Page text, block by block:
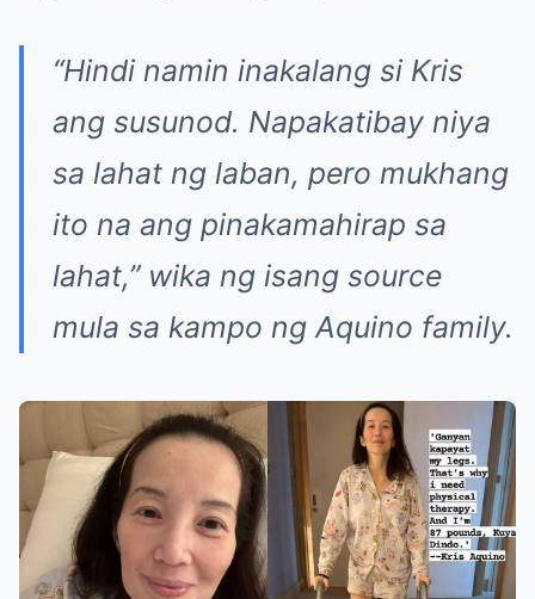
“Hindi namin inakalang si Kris
ang susunod. Napakatibay niya
sa lahat ng laban, pero mukhang
ito na ang pinakamahirap sa
lahat,”wika ng isang source
mula sa kampo ng Aquino family.